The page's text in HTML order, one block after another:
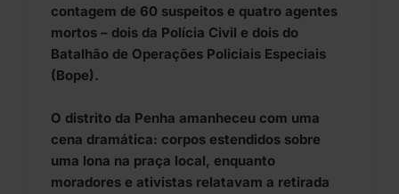
contagem de 60 suspeitos e quatro agentes
mortos – dois da Polícia Civil e dois do
Batalhão de Operações Policiais Especiais
(Bope).
O distrito da Penha amanheceu com uma
cena dramática: corpos estendidos sobre
uma lona na praça local, enquanto
moradores e ativistas relatavam a retirada